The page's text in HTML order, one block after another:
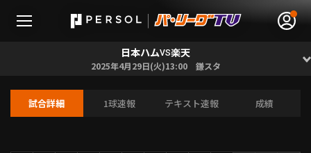
日本ハムVS楽天
2025年4月29日(火)13:00 鎌スタ
試合詳細 1球速報 テキスト速報 成績